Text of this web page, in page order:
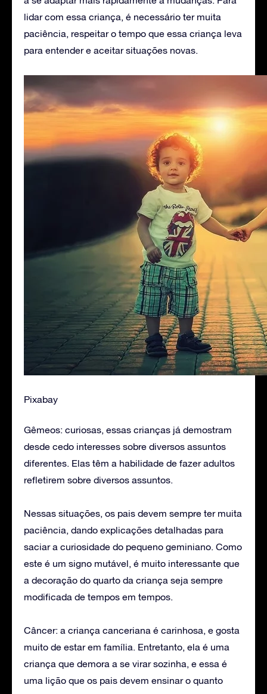
lidar com essa criança, é necessário ter muita
paciência, respeitar o tempo que essa criança leva
para entender e aceitar situações novas.
Pixabay
Gêmeos: curiosas, essas crianças já demostram
desde cedo interesses sobre diversos assuntos
diferentes. Elas têm a habilidade de fazer adultos
refletirem sobre diversos assuntos.
Nessas situações, os pais devem sempre ter muita
paciência, dando explicações detalhadas para
saciar a curiosidade do pequeno geminiano. Como
este é um signo mutável, é muito interessante que
a decoração do quarto da criança seja sempre
modificada de tempos em tempos.
Câncer: a criança canceriana é carinhosa, e gosta
muito de estar em família. Entretanto, ela é uma
criança que demora a se virar sozinha, e essa é
uma lição que os pais devem ensinar o quanto